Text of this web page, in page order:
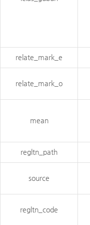
relate_mark_e
relate_mark_o
mean
regltn_path
source
regltn_code